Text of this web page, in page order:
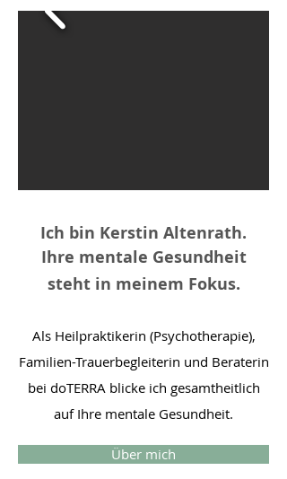
Ich bin Kerstin Altenrath.
Ihre mentale Gesundheit
steht in meinem Fokus.
Als Heilpraktikerin (Psychotherapie),
Familien-Trauerbegleiterin und Beraterin
bei doTERRA blicke ich gesamtheitlich
auf Ihre mentale Gesundheit.
Über mich